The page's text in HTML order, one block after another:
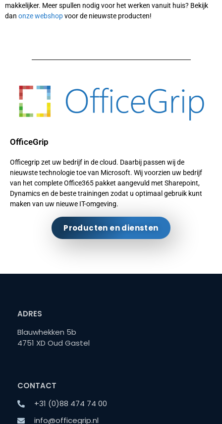
makkelijker. Meer spullen nodig voor het werken vanuit huis? Bekijk
dan onze webshopvoor de nieuwste producten!
OfficeGrip
Officegrip zet uw bedrijf in de cloud. Daarbij passen wij de
nieuwste technologie toe van Microsoft. Wij voorzien uw bedrijf
van het complete Office365 pakket aangevuld met Sharepoint,
Dynamics en de beste trainingen zodat u optimaal gebruik kunt
maken van uw nieuwe IT-omgeving.
Producten en diensten
ADRES
Blauwhekken 5b
4751 XD Oud Gastel
CONTACT
+31 (0)88 474 74 00
info@officegrip.nl